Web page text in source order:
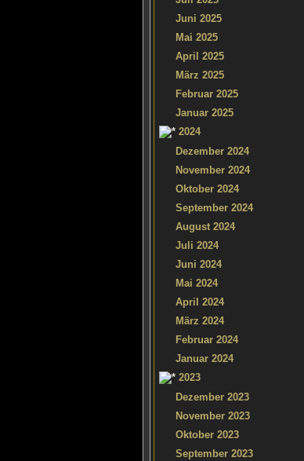
Juni 2025
Mai 2025
April 2025
März 2025
Februar 2025
Januar 2025
2024
Dezember 2024
November 2024
Oktober 2024
September 2024
August 2024
Juli 2024
Juni 2024
Mai 2024
April 2024
März 2024
Februar 2024
Januar 2024
2023
Dezember 2023
November 2023
Oktober 2023
September 2023